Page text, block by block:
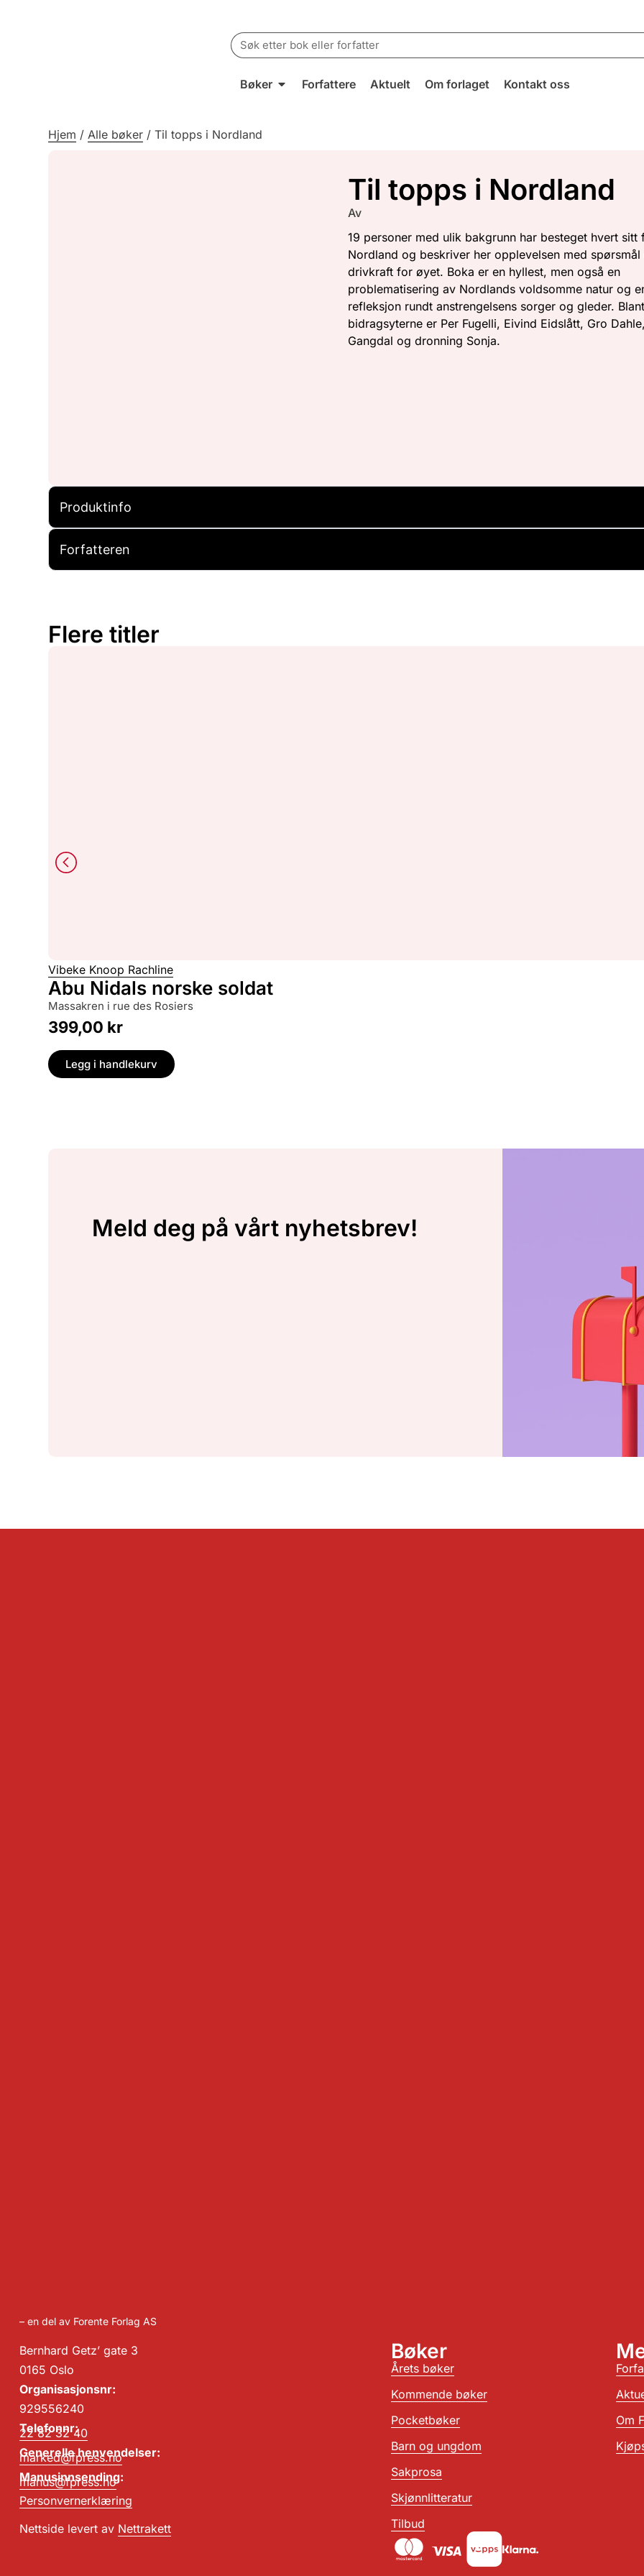
Search
for:
Bøker Forfattere Aktuelt Om forlaget Kontakt oss
Hjem /Alle bøker /Til topps i Nordland
Til topps i Nordland
Av
19 personer med ulik bakgrunn har besteget hvert sitt
Nordland og beskriver her opplevelsen med spørsmål
drivkraft for øyet. Boka er en hyllest, men også en
problematisering av Nordlands voldsomme natur og
refleksjon rundt anstrengelsens sorger og gleder. Blant
bidragsyterne er Per Fugelli, Eivind Eidslått, Gro
Gangdal og dronning Sonja.
Produktinfo
Forfatteren
Flere titler
Vibeke Knoop Rachline
Abu Nidals norske soldat
massakren i rue des Rosiers
399,00 kr
Legg i handlekurv
Meld deg på vårt nyhetsbrev!
– en del av Forente Forlag AS
Bernhard Getz’ gate 3
0165 Oslo
Organisasjonsnr:
929556240
Telefonnr:
22 82 32 40
Generelle henvendelser:
marked@fpress.no
Manusinnsending:
manus@fpress.no
Personvernerklæring
Nettside levert av Nettrakett
Bøker
Årets bøker
Kommende bøker
Pocketbøker
Barn og ungdom
Sakprosa
Skjønnlitteratur
Tilbud
Om